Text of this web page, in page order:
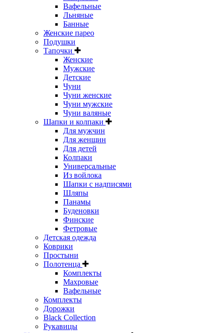
Вафельные
Льняные
Банные
Женские парео
Подушки
Тапочки
Женские
Мужские
Детские
Чуни
Чуни женские
Чуни мужские
Чуни валяные
Шапки и колпаки
Для мужчин
Для женщин
Для детей
Колпаки
Универсальные
Из войлока
Шапки с надписями
Шляпы
Панамы
Буденовки
Финские
Фетровые
Детская одежда
Коврики
Простыни
Полотенца
Комплекты
Махровые
Вафельные
Комплекты
Дорожки
Black Collection
Рукавицы